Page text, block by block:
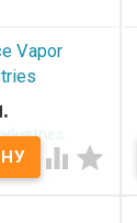
Vapor
 